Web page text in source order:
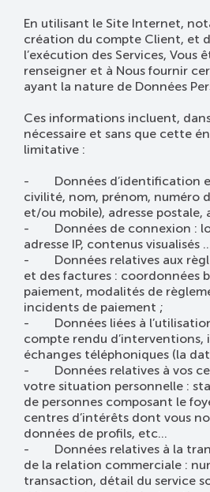
En utilisant le Site Internet,
création du compte Client, et
l’exécution des Services, Vous
renseigner et à Nous fournir
ayant la nature de Données
Ces informations incluent,
nécessaire et sans que cette
limitative :
- Données d’identification
civilité, nom, prénom, numéro
et/ou mobile), adresse postale,
- Données de connexion :
adresse IP, contenus visualisés …
- Données relatives aux
et des factures : coordonnées
paiement, modalités de
incidents de paiement ;
- Données liées à l’utilisation
compte rendu d’interventions,
échanges téléphoniques (la
- Données relatives à vos
votre situation personnelle :
de personnes composant le
centres d’intérêts dont vous
données de profils, etc...
- Données relatives à la
de la relation commerciale :
transaction, détail du service